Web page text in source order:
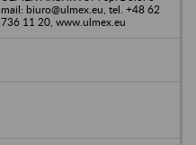
mail: biuro@ulmex.eu, tel. +48 62
736 11 20, www.ulmex.eu